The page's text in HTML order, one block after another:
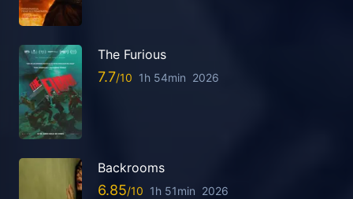
The Furious
7.7 1h 54min 2026
Backrooms
6.85 1h 51min 2026